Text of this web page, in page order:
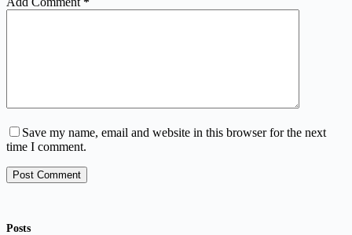
Save my name, email and website in this browser for the next
time I comment.
Post Comment
Posts